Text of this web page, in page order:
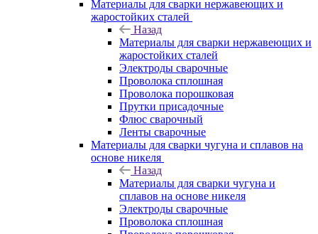
Материалы для сварки нержавеющих и
жаростойких сталей
Назад
Материалы для сварки нержавеющих и
жаростойких сталей
Электроды сварочные
Проволока сплошная
Проволока порошковая
Прутки присадочные
Флюс сварочный
Ленты сварочные
Материалы для сварки чугуна и сплавов на
основе никеля
Назад
Материалы для сварки чугуна и
сплавов на основе никеля
Электроды сварочные
Проволока сплошная